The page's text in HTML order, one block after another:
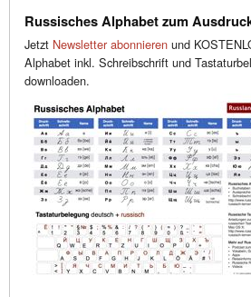
Russisches Alphabet zum
Jetzt Newsletter abonnieren und
Alphabet inkl. Schreibschrift und
downloaden.